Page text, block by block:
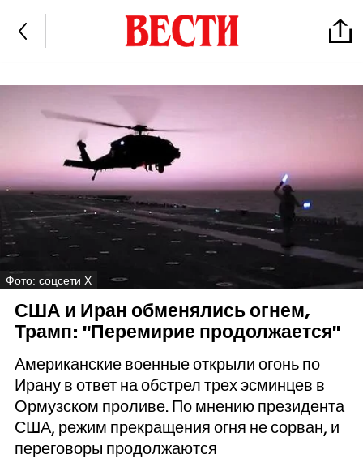
Фото: соцсети Х
США и Иран обменялись огнем,
Трамп: "Перемирие продолжается"
Американские военные открыли огонь по
Ирану в ответ на обстрел трех эсминцев в
Ормузском проливе. По мнению президента
США, режим прекращения огня не сорван, и
переговоры продолжаются